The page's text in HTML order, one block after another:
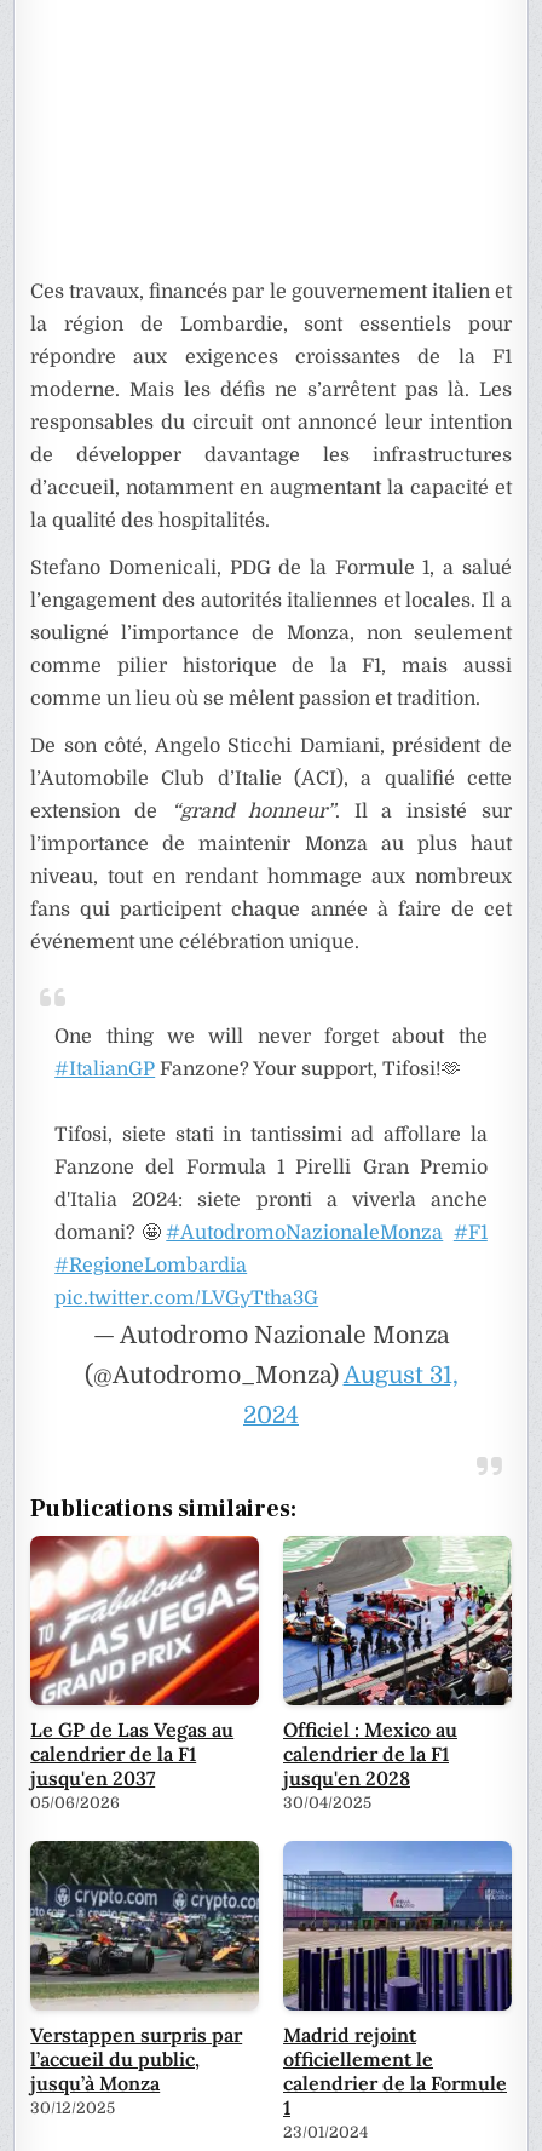
Ces travaux, financés par le gouvernement italien et
la région de Lombardie, sont essentiels pour
répondre aux exigences croissantes de la F1
moderne. Mais les défis ne s’arrêtent pas là. Les
responsables du circuit ont annoncé leur intention
de développer davantage les infrastructures
d’accueil, notamment en augmentant la capacité et
la qualité des hospitalités.
Stefano Domenicali, PDG de la Formule 1, a salué
l’engagement des autorités italiennes et locales. Il a
souligné l’importance de Monza, non seulement
comme pilier historique de la F1, mais aussi
comme un lieu où se mêlent passion et tradition.
De son côté, Angelo Sticchi Damiani, président de
l’Automobile Club d’Italie (ACI), a qualifié cette
extension de
“grand honneur”. Il a insisté sur
l’importance de maintenir Monza au plus haut
niveau, tout en rendant hommage aux nombreux
fans qui participent chaque année à faire de cet
événement une célébration unique.
One thing we will never forget about the
#ItalianGP Fanzone? Your support, Tifosi!🫶
Tifosi, siete stati in tantissimi ad affollare la
Fanzone del Formula 1 Pirelli Gran Premio
d'Italia 2024: siete pronti a viverla anche
domani?🤩#AutodromoNazionaleMonza #F1
#RegioneLombardia
pic.twitter.com/LVGyTtha3G
— Autodromo Nazionale Monza
(@Autodromo_Monza)August 31,
2024
Publications similaires:
Le GP de Las Vegas au
calendrier de la F1
jusqu'en 2037
05/06/2026
Officiel : Mexico au
calendrier de la F1
jusqu'en 2028
30/04/2025
Verstappen surpris par
l’accueil du public,
jusqu’à Monza
30/12/2025
Madrid rejoint
officiellement le
calendrier de la Formule
1
23/01/2024